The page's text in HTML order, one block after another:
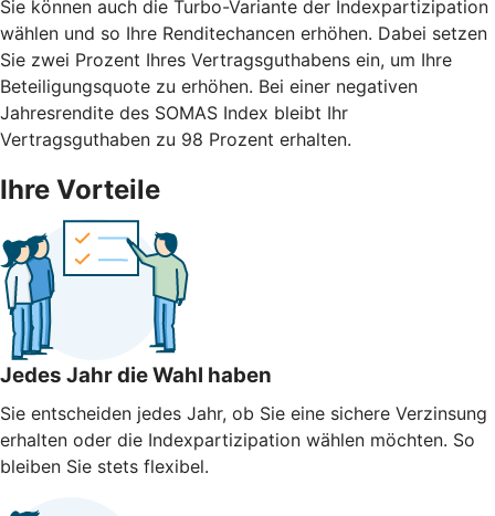
Sie können auch die Turbo-Variante der Indexpartizipation
wählen und so Ihre Renditechancen erhöhen. Dabei setzen
Sie zwei Prozent Ihres Vertragsguthabens ein, um Ihre
Beteiligungsquote zu erhöhen. Bei einer negativen
Jahresrendite des SOMAS Index bleibt Ihr
Vertragsguthaben zu 98 Prozent erhalten.
Ihre Vorteile
Jedes Jahr die Wahl haben
Sie entscheiden jedes Jahr, ob Sie eine sichere Verzinsung
erhalten oder die Indexpartizipation wählen möchten. So
bleiben Sie stets flexibel.